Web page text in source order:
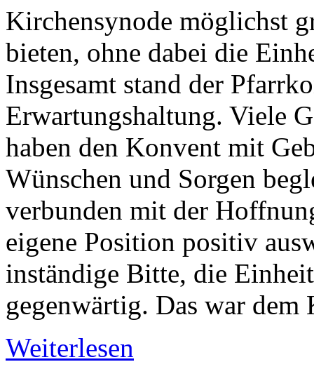
Kirchensynode möglichst
bieten, ohne dabei die
Insgesamt stand der
Erwartungshaltung. Viele
haben den Konvent mit
Wünschen und Sorgen
verbunden mit der
eigene Position positiv
inständige Bitte, die
gegenwärtig. Das war
Weiterlesen